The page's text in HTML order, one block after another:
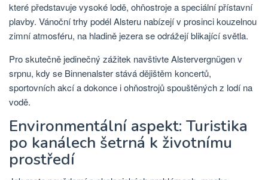
které představuje vysoké lodě, ohňostroje a speciální přístavní
plavby. Vánoční trhy podél Alsteru nabízejí v prosinci kouzelnou
zimní atmosféru, na hladině jezera se odrážejí blikající světla.
Pro skutečně jedinečný zážitek navštivte Alstervergnügen v
srpnu, kdy se Binnenalster stává dějištěm koncertů,
sportovních akcí a dokonce i ohňostrojů spouštěných z lodí na
vodě.
Environmentální aspekt: ​​Turistika
po kanálech šetrná k životnímu
prostředí